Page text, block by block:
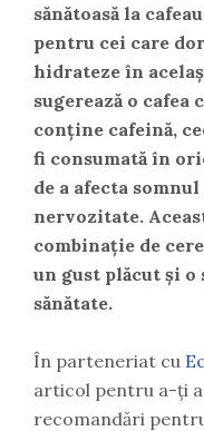
sănătoasă la
pentru cei care
hidrateze în
sugerează o cafea
conține cafeină,
fi consumată în
de a afecta
nervozitate.
combinație de
un gust plăcut și
sănătate.
În parteneriat cu
articol pentru a-ți
recomandări